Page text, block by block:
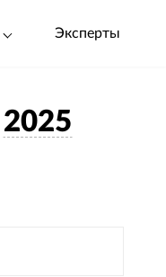
Эксперты
2025